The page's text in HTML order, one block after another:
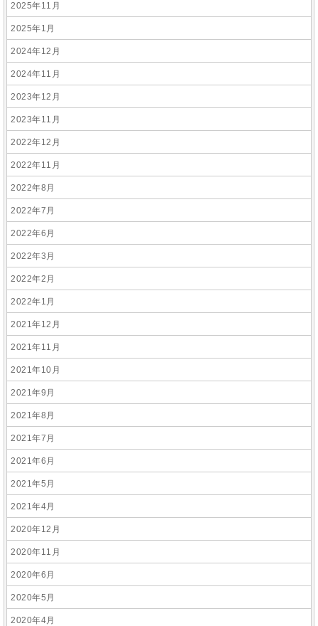
2025年11月
2025年1月
2024年12月
2024年11月
2023年12月
2023年11月
2022年12月
2022年11月
2022年8月
2022年7月
2022年6月
2022年3月
2022年2月
2022年1月
2021年12月
2021年11月
2021年10月
2021年9月
2021年8月
2021年7月
2021年6月
2021年5月
2021年4月
2020年12月
2020年11月
2020年6月
2020年5月
2020年4月